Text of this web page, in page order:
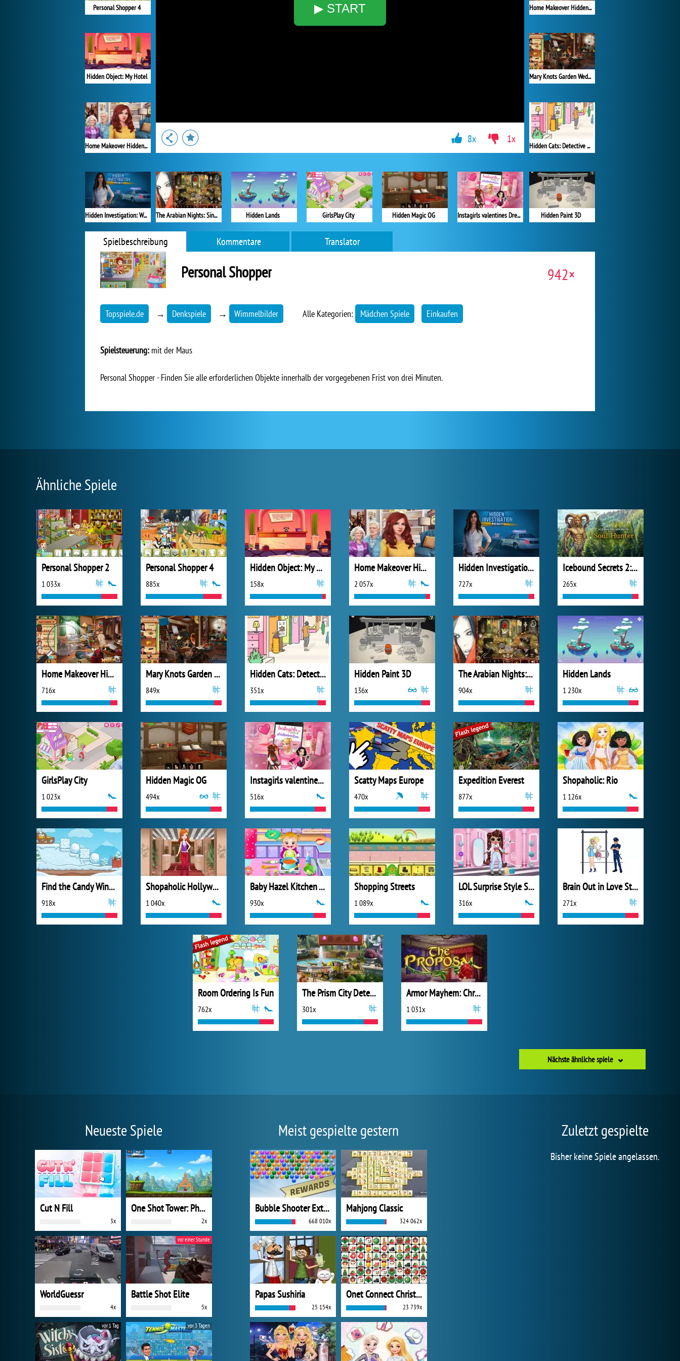
▶ START
Personal Shopper 4
Hidden Object: My Hotel
Home Makeover Hidden Object
Hidden Investigation: Who Did It?
Home Makeover Hidden Object 2
Mary Knots Garden Wedding Hidden Object
Hidden Cats: Detective Agency
Hidden Paint 3D
The Arabian Nights: Sindibad the Voyager Hidden Lands GirlsPlay City Hidden Magic OG Instagirls valentines Dress up
8x 1x
Spielbeschreibung Kommentare Translator
Personal Shopper 942×
Topspiele.de → Denkspiele → Wimmelbilder Alle Kategorien: Mädchen Spiele Einkaufen
Spielsteuerung: mit der Maus
Personal Shopper - Finden Sie alle erforderlichen Objekte innerhalb der vorgegebenen Frist von drei Minuten.
Ähnliche Spiele
Personal Shopper 2
1 033x
Personal Shopper 4
885x
Hidden Object: My Hotel
158x
Home Makeover Hidden Object
2 057x
Hidden Investigation: Who Did It?
727x
Icebound Secrets 2: Soul Hunter
265x
Home Makeover Hidden Object 2
716x
Mary Knots Garden Wedding Hidden Object
849x
Hidden Cats: Detective Agency
351x
Hidden Paint 3D
136x
The Arabian Nights: Sindibad the Voyager
904x
Hidden Lands
1 230x
GirlsPlay City
1 023x
Hidden Magic OG
494x
Instagirls valentines Dress up
516x
Scatty Maps Europe
470x
Expedition Everest
877x
Shopaholic: Rio
1 126x
Find the Candy Winter
918x
Shopaholic Hollywood
1 040x
Baby Hazel Kitchen Time
930x
Shopping Streets
1 089x
LOL Surprise Style Studio
316x
Brain Out in Love Story
271x
Room Ordering Is Fun
762x
The Prism City Detective
301x
Armor Mayhem: Chronicles
1 031x
Nächste ähnliche spiele
Neueste Spiele
Cut N Fill
3x
One Shot Tower: Physics Destroyer
2x
WorldGuessr
4x
Battle Shot Elite
5x
vor einer Stunde
vor 1 Tag vor 3 Tagen
Meist gespielte gestern
Bubble Shooter Extreme
668 010x
Mahjong Classic
324 062x
Papas Sushiria
25 154x
Onet Connect Christmas
23 739x
Zuletzt gespielte
Bisher keine Spiele angelassen.